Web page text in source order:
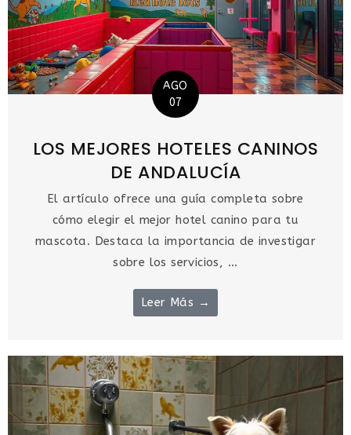
AGO
07
LOS MEJORES HOTELES CANINOS
DE ANDALUCÍA
El artículo ofrece una guía completa sobre
cómo elegir el mejor hotel canino para tu
mascota. Destaca la importancia de investigar
sobre los servicios, ...
Leer Más →